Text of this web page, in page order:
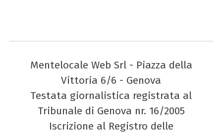
Mentelocale Web Srl - Piazza della
Vittoria 6/6 - Genova
Testata giornalistica registrata al
Tribunale di Genova nr. 16/2005
Iscrizione al Registro delle